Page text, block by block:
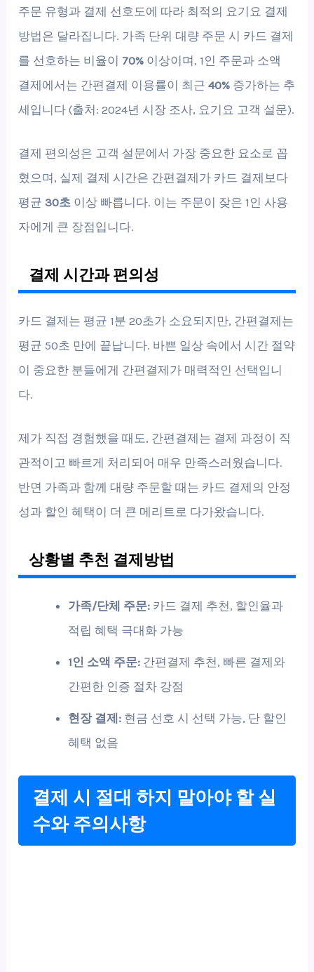
주문 유형과 결제 선호도에 따라 최적의 요기요 결제
방법은 달라집니다. 가족 단위 대량 주문 시 카드 결제
를 선호하는 비율이 70% 이상이며, 1인 주문과 소액
결제에서는 간편결제 이용률이 최근40% 증가하는 추
세입니다 (출처: 2024년 시장 조사, 요기요 고객 설문).
결제 편의성은 고객 설문에서 가장 중요한 요소로 꼽
혔으며, 실제 결제 시간은 간편결제가 카드 결제보다
평균30초 이상 빠릅니다. 이는 주문이 잦은 1인 사용
자에게 큰 장점입니다.
결제 시간과 편의성
카드 결제는 평균 1분 20초가 소요되지만, 간편결제는
평균 50초 만에 끝납니다. 바쁜 일상 속에서 시간 절약
이 중요한 분들에게 간편결제가 매력적인 선택입니
다.
제가 직접 경험했을 때도, 간편결제는 결제 과정이 직
관적이고 빠르게 처리되어 매우 만족스러웠습니다.
반면 가족과 함께 대량 주문할 때는 카드 결제의 안정
성과 할인 혜택이 더 큰 메리트로 다가왔습니다.
상황별 추천 결제방법
가족/단체 주문: 카드 결제 추천, 할인율과
적립 혜택 극대화 가능
1인 소액 주문: 간편결제 추천, 빠른 결제와
간편한 인증 절차 강점
현장 결제: 현금 선호 시 선택 가능, 단 할인
혜택 없음
결제 시 절대 하지 말아야 할 실
수와 주의사항